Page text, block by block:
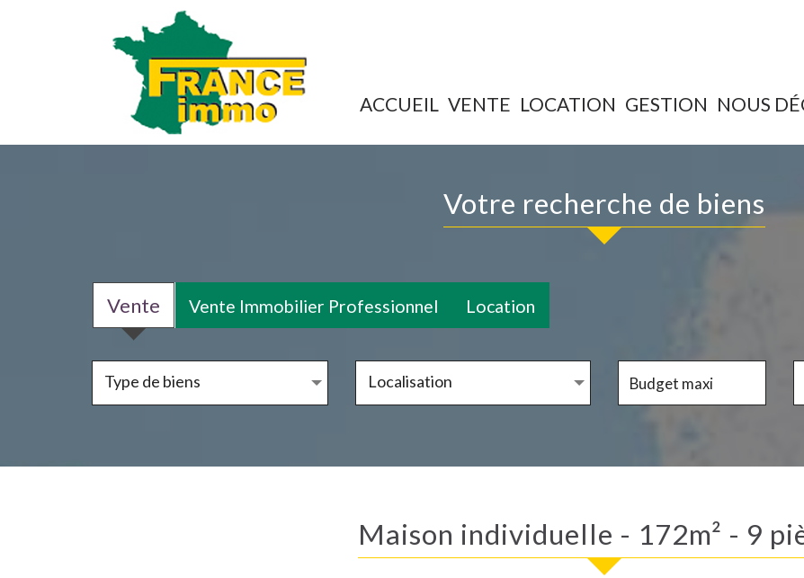
ACCUEIL VENTE LOCATION GESTION NOUS
votre recherche de biens
Vente Vente Immobilier Professionnel Location
Type de biens Localisation
maison individuelle - 172m² - 9